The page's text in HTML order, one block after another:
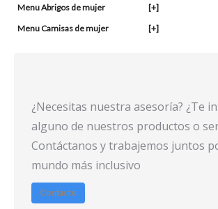
Menu Abrigos de mujer
[+]
Menu Camisas de mujer
[+]
¿Necesitas nuestra asesoría? ¿Te
alguno de nuestros productos o
Contáctanos y trabajemos juntos
mundo más inclusivo
Contacto